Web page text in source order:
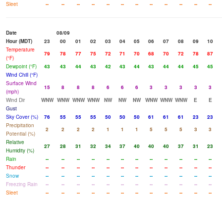
Sleet
-- -- -- -- -- -- -- -- -- -- -- --
Date
08/09
Hour (MDT)
23 00 01 02 03 04 05 06 07 08 09
10
Temperature
(°F)
79 78 77 75 72 71 70 68 70 72 78
87
Dewpoint (°F)
43 43 44 43 42 43 44 43 44 44 45
45
Wind Chill (°F)
Surface Wind
(mph)
15 8 8 8 6 6 6 3 3 3 3
3
Wind Dir
WNW WNW WNW WNW NW NW NW WNW WNW WNW E
E
Gust
Sky Cover (%)
76 55 55 55 50 50 50 61 61 61 23
23
Precipitation
Potential (%)
2 2 2 2 1 1 1 5 5 5 3
3
Relative
Humidity (%)
27 28 31 32 34 37 40 40 40 37 31
23
Rain
-- -- -- -- -- -- -- -- -- -- --
--
Thunder
-- -- -- -- -- -- -- -- -- -- --
--
Snow
-- -- -- -- -- -- -- -- -- -- --
--
Freezing Rain
-- -- -- -- -- -- -- -- -- -- --
--
Sleet
-- -- -- -- -- -- -- -- -- -- -- --